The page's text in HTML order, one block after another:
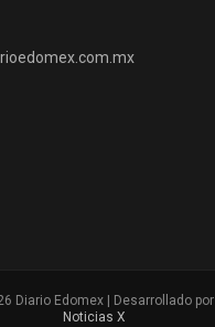
Diario Edomex | Desarrollado por
Noticias X